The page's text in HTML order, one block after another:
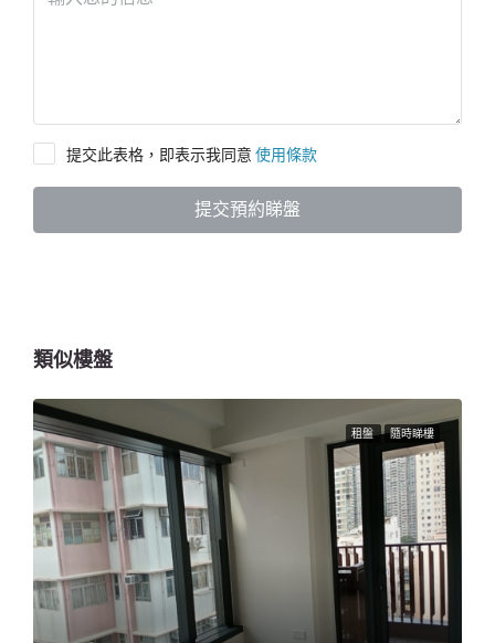
提交此表格，即表示我同意 使用條款
提交預約睇盤
類似樓盤
租盤 隨時睇樓